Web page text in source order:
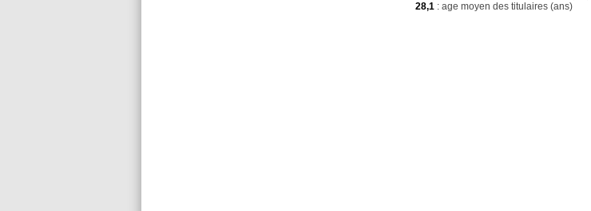
28,1 : age moyen des titulaires (ans)